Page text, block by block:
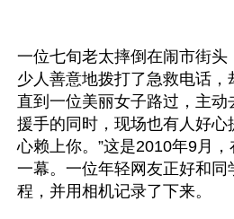
一位七旬老太摔倒在闹市街头
少人善意地拨打了急救电话，
直到一位美丽女子路过，主
援手的同时，现场也有人好心
心赖上你。”这是2010年9月
一幕。一位年轻网友正好和同
程，并用相机记录了下来。